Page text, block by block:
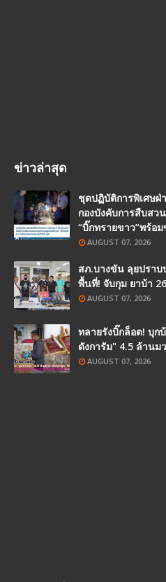
ข่าวล่าสุด
ชุดปฏิบัติการพิเศษฝ่
กองบังคับการสืบสว
“บิ๊กทรายขาว”พร้อ
AUGUST 07, 2026
สภ.บางขัน ลุยปราบ
พื้นที่! จับกุม ยาบ้า
AUGUST 07, 2026
ทลายรังบิ๊กล็อต! บุก
ดังการัม" 4.5 ล้านม
AUGUST 07, 2026